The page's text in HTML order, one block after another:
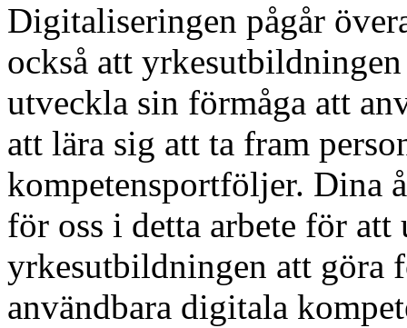
Digitaliseringen pågår
också att
utveckla sin förmåga att
att lära sig att ta fram
kompetensportföljer. Dina
för oss i detta arbete för
yrkesutbildningen att göra
användbara digitala